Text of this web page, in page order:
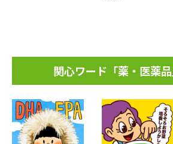
関心ワード「薬・医薬